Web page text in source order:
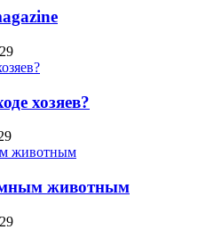
хозяев?
животным